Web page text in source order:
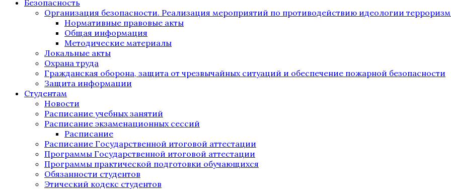
Безопасность
Организация безопасности. Реализация мероприятий по противодействию идеологии
Нормативные правовые акты
Общая информация
Методические материалы
Локальные акты
Охрана труда
Гражданская оборона, защита от чрезвычайных ситуаций и обеспечение пожарной безопасности
Защита информации
Студентам
Новости
Расписание учебных занятий
Расписание экзаменационных сессий
Расписание
Расписание Государственной итоговой аттестации
Программы Государственной итоговой аттестации
Программы практической подготовки обучающихся
Обязанности студентов
Этический кодекс студентов